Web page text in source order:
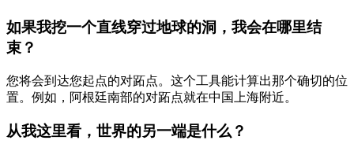
如果我挖一个直线穿过地球的洞，我会在哪里结
束？
您将会到达您起点的对跖点。这个工具能计算出那个确切的位
置。例如，阿根廷南部的对跖点就在中国上海附近。
从我这里看，世界的另一端是什么？